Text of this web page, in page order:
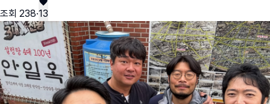
조회 238·13